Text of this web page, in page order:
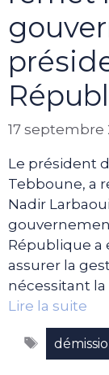
17 septembre
Le président
Tebboune, a
Nadir
République a
assurer la
nécessitant
Lire la suite